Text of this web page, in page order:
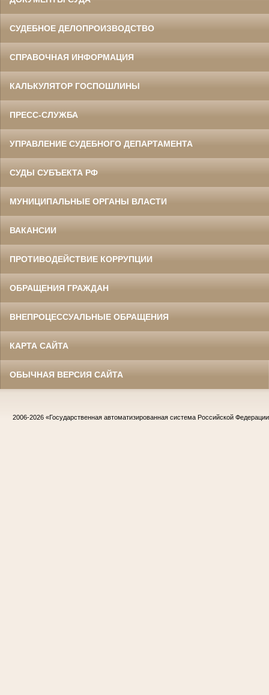
СУДЕБНОЕ ДЕЛОПРОИЗВОДСТВО
СПРАВОЧНАЯ ИНФОРМАЦИЯ
КАЛЬКУЛЯТОР ГОСПОШЛИНЫ
ПРЕСС-СЛУЖБА
УПРАВЛЕНИЕ СУДЕБНОГО ДЕПАРТАМЕНТА
СУДЫ СУБЪЕКТА РФ
МУНИЦИПАЛЬНЫЕ ОРГАНЫ ВЛАСТИ
ВАКАНСИИ
ПРОТИВОДЕЙСТВИЕ КОРРУПЦИИ
ОБРАЩЕНИЯ ГРАЖДАН
ВНЕПРОЦЕССУАЛЬНЫЕ ОБРАЩЕНИЯ
КАРТА САЙТА
ОБЫЧНАЯ ВЕРСИЯ САЙТА
2006-2026 «Государственная автоматизированная система Российской